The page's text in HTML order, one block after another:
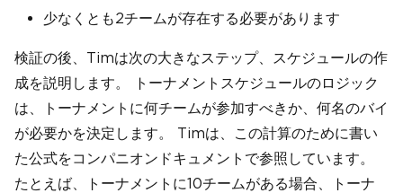
少なくとも2チームが存在する必要があります
検証の後、Timは次の大きなステップ、スケジュールの作
成を説明します。 トーナメントスケジュールのロジック
は、トーナメントに何チームが参加すべきか、何名のバイ
が必要かを決定します。 Timは、この計算のために書い
た公式をコンパニオンドキュメントで参照しています。
たとえば、トーナメントに10チームがある場合、トーナ